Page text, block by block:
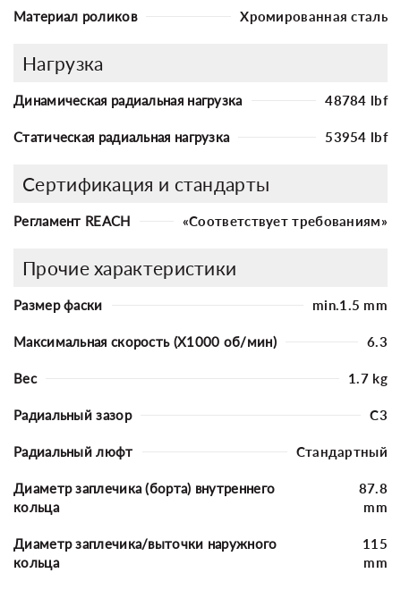
Материал роликов Хромированная сталь
Нагрузка
Динамическая радиальная нагрузка 48784 lbf
Статическая радиальная нагрузка 53954 lbf
Сертификация и стандарты
Регламент REACH «Соответствует требованиям»
Прочие характеристики
Размер фаски min.1.5 mm
Максимальная скорость (X1000 об/мин) 6.3
Вес 1.7 kg
Радиальный зазор C3
Радиальный люфт Стандартный
Диаметр заплечика (борта) внутреннего
кольца
87.8
mm
Диаметр заплечика/выточки наружного
кольца
115
mm